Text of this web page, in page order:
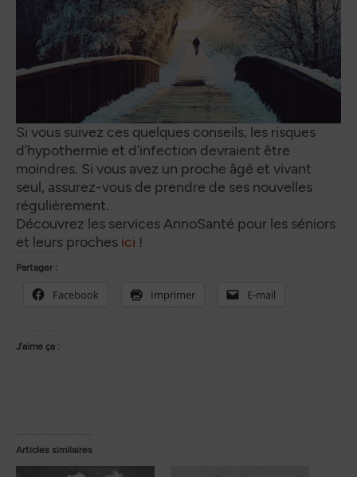
Si vous suivez ces quelques conseils, les risques
d’hypothermie et d’infection devraient être
moindres. Si vous avez un proche âgé et vivant
seul, assurez-vous de prendre de ses nouvelles
régulièrement.
Découvrez les services AnnoSanté pour les séniors
et leurs proches ici !
Partager :
Facebook Imprimer E-mail
J’aime ça :
Articles similaires